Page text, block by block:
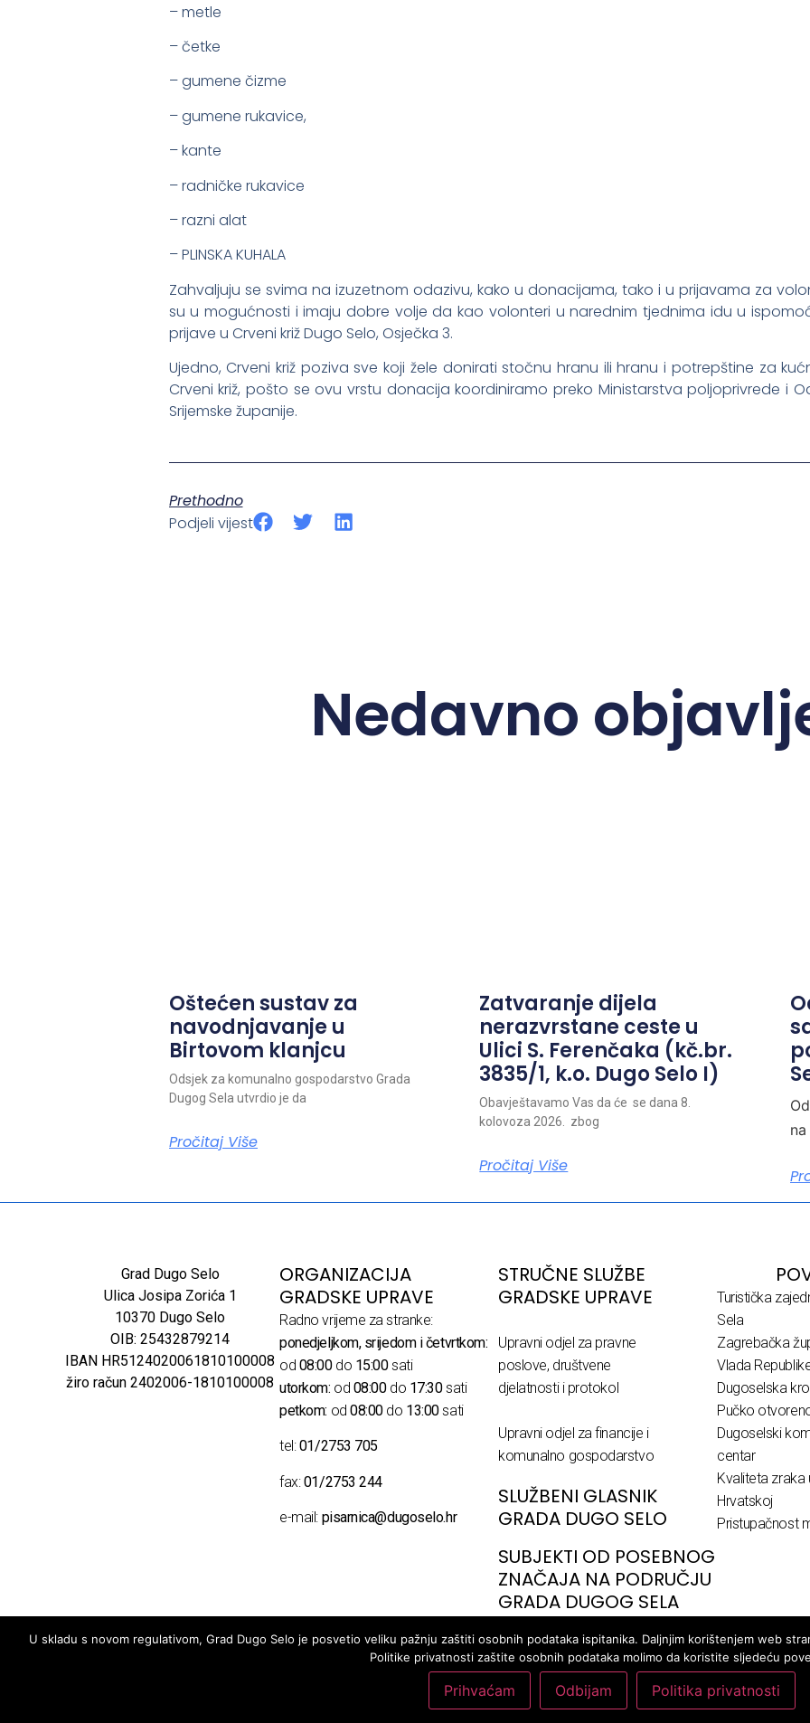
– metle
– četke
– gumene čizme
– gumene rukavice,
– kante
– radničke rukavice
– razni alat
– PLINSKA KUHALA
Zahvaljuju se svima na izuzetnom odazivu, kako u donacijama, tako i u prijavama za
su u mogućnosti i imaju dobre volje da kao volonteri u narednim tjednima idu u
prijave u Crveni križ Dugo Selo, Osječka 3.
Ujedno, Crveni križ poziva sve koji žele donirati stočnu hranu ili hranu i potrepštine za
Crveni križ, pošto se ovu vrstu donacija koordiniramo preko Ministarstva poljoprivrede i
Srijemske županije.
Prethodno
Podjeli vijest
Nedavno
Oštećen sustav za
navodnjavanje u
Birtovom klanjcu
Odsjek za komunalno gospodarstvo Grada
Dugog Sela utvrdio je da
Pročitaj Više
Zatvaranje dijela
nerazvrstane ceste u
Ulici S. Ferenčaka (kč.br.
3835/1, k.o. Dugo Selo I)
Obavještavamo Vas da će se dana 8.
kolovoza 2026. zbog
Pročitaj Više
Grad Dugo Selo
Ulica Josipa Zorića 1
10370 Dugo Selo
OIB: 25432879214
IBAN HR5124020061810100008
žiro račun 2402006-1810100008
ORGANIZACIJA
GRADSKE UPRAVE
Radno vrijeme za stranke:
ponedjeljkom, srijedom i četvrtkom:
od 08:00do 15:00sati
utorkom: od 08:00do 17:30sati
petkom: od08:00do 13:00sati
tel:01/2753 705
fax:01/2753 244
e-mail: pisarnica@dugoselo.hr
STRUČNE SLUŽBE
GRADSKE UPRAVE
Upravni odjel za pravne
poslove, društvene
djelatnosti i protokol
Upravni odjel za financije i
komunalno gospodarstvo
SLUŽBENI GLASNIK
GRADA DUGO SELO
SUBJEKTI OD POSEBNOG
ZNAČAJA NA PODRUČJU
GRADA DUGOG SELA
Turistička
Sela
Zagrebačka
Vlada
Dugoselska
Pučko
Dugoselski
centar
Kvaliteta zraka
Hrvatskoj
Pristupačnost
© Copyright - Dugo Selo, developed by webpark.pro
U skladu s novom regulativom, Grad Dugo Selo je posvetio veliku pažnju zaštiti osobnih podataka ispitanika. Daljnjim korištenjem web
Politike privatnosti zaštite osobnih podataka molimo da koristite sljedeću
Prihvaćam Odbijam Politika privatnosti